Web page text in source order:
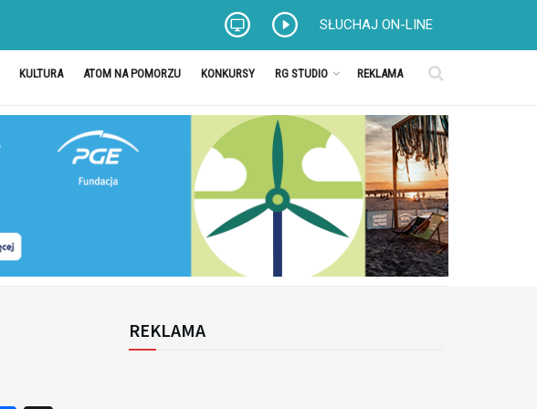
SŁUCHAJ ON-LINE
KULTURA ATOM NA POMORZU KONKURSY RG STUDIO REKLAMA
REKLAMA